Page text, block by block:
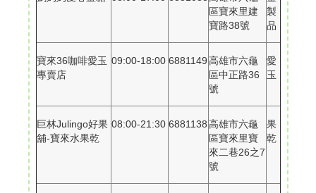
區寶來里建
寶路38號
製
品
寶來36咖啡愛玉
專賣店
09:00-18:00 6881149高雄市六龜
區中正路36
號
愛
玉
巨林Julingo好果
舖-寶來水果乾
08:00-21:30 6881138高雄市六龜
區寶來里寶
來二巷26之7
號
果
乾